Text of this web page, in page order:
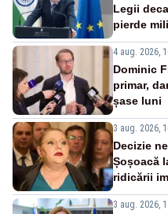
Legii
pierde
4 aug. 2026,
Dominic
primar,
șase luni
3 aug. 2026,
Decizie
Șoșoacă
ridicării
3 aug. 2026,